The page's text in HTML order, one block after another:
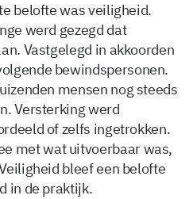
belofte was veiligheid.
werd gezegd dat
Vastgelegd in akkoorden
bewindspersonen.
mensen nog steeds
Versterking werd
of zelfs ingetrokken.
met wat uitvoerbaar was,
bleef een belofte
in de praktijk.